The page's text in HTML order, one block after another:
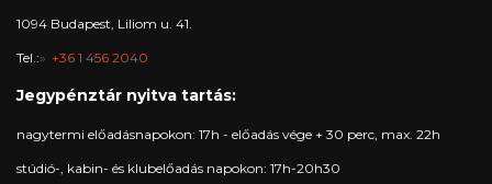
1094 Budapest, Liliom u. 41.
Tel.: +36 1 456 2040
Jegypénztár nyitva tartás:
nagytermi előadásnapokon: 17h - előadás vége + 30 perc, max. 22h
stúdió-, kabin- és klubelőadás napokon: 17h-20h30